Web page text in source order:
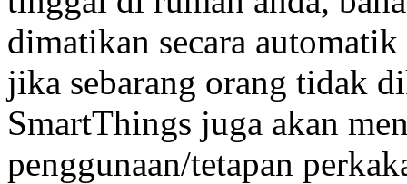
dimatikan secara
jika sebarang orang tidak
SmartThings juga akan
penggunaan/tetapan